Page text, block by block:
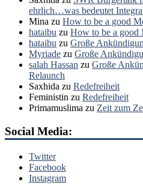
ehrlich…was bedeutet
Mina zu How to be a good
hataibu zu How to be a good
hataibu zu Große
Myriade zu Große
salah Hassan zu Große
Relaunch
Saxhida zu Redefreiheit
Feministin zu Redefreiheit
Primamuslima zu Zeit zum
Social Media:
Twitter
Facebook
Instagram